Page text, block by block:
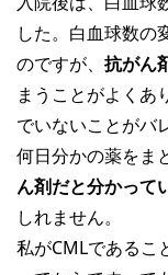
した。白血球数の
のですが、 抗がん
まうことがよくあ
でいないことがバ
何日分かの薬をま
ん剤だと分かって
しれません。
私がCMLであるこ